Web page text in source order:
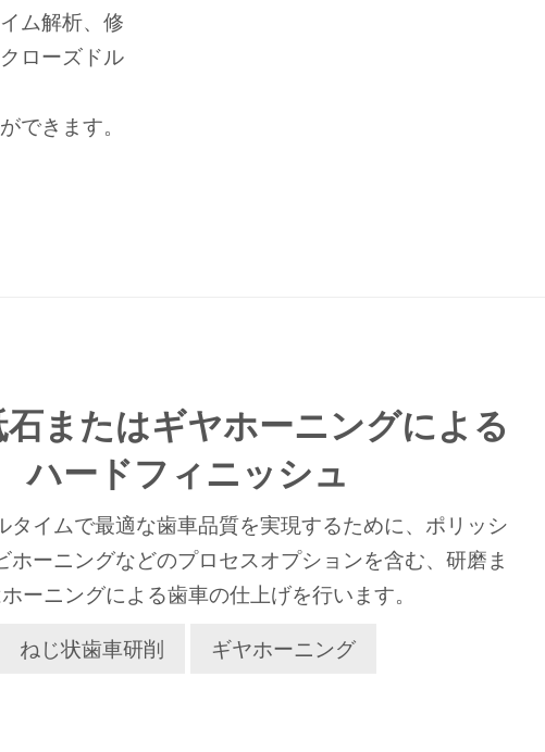
ム解析、修
ローズドル
できます。
またはギヤホーニングによる
ハードフィニッシュ
タイムで最適な歯車品質を実現するために、ポリッシ
ホーニングなどのプロセスオプションを含む、研磨ま
ーニングによる歯車の仕上げを行います。
ねじ状歯車研削 ギヤホーニング